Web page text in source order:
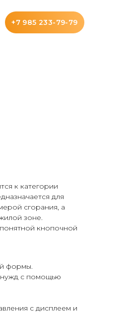
+7 985 233-79-79
к категории
для
сгорания, а
зоне.
кнопочной
формы.
нужд с помощью
с дисплеем и